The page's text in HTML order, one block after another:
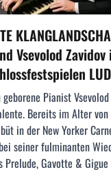
Vsevolod
geborene Pianist
Bereits im Alter
in der New Yorker
seiner fulminanten
Prelude, Gavotte & Gigue